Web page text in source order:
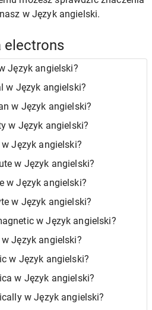
w Język angielski.
electrons
Język angielski?
w Język angielski?
w Język angielski?
w Język angielski?
Język angielski?
w Język angielski?
w Język angielski?
w Język angielski?
w Język angielski?
Język angielski?
w Język angielski?
w Język angielski?
w Język angielski?